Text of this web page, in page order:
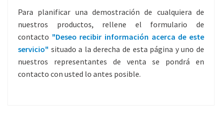
Para planificar una demostración de cualquiera de
nuestros productos, rellene el formulario de
contacto "Deseo recibir información acerca de este
servicio" situado a la derecha de esta página y uno de
nuestros representantes de venta se pondrá en
contacto con usted lo antes posible.